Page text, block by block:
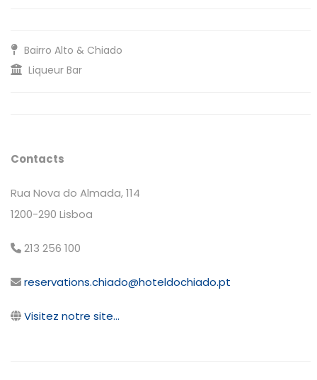
Bairro Alto & Chiado
Liqueur Bar
Contacts
Rua Nova do Almada, 114
1200-290 Lisboa
213 256 100
reservations.chiado@hoteldochiado.pt
Visitez notre site...